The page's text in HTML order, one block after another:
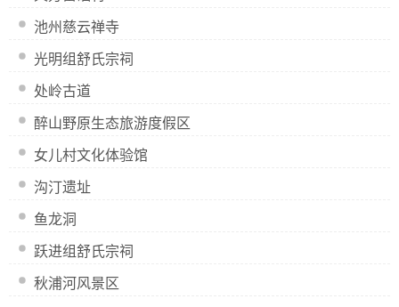
池州慈云禅寺
光明组舒氏宗祠
处岭古道
醉山野原生态旅游度假区
女儿村文化体验馆
沟汀遗址
鱼龙洞
跃进组舒氏宗祠
秋浦河风景区